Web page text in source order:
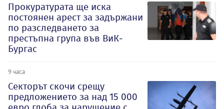
Прокуратурата ще иска
постоянен арест за задържани
по разследването за
престъпна група във ВиК-
Бургас
9 часа
Секторът скочи срещу
предложението за над 15 000